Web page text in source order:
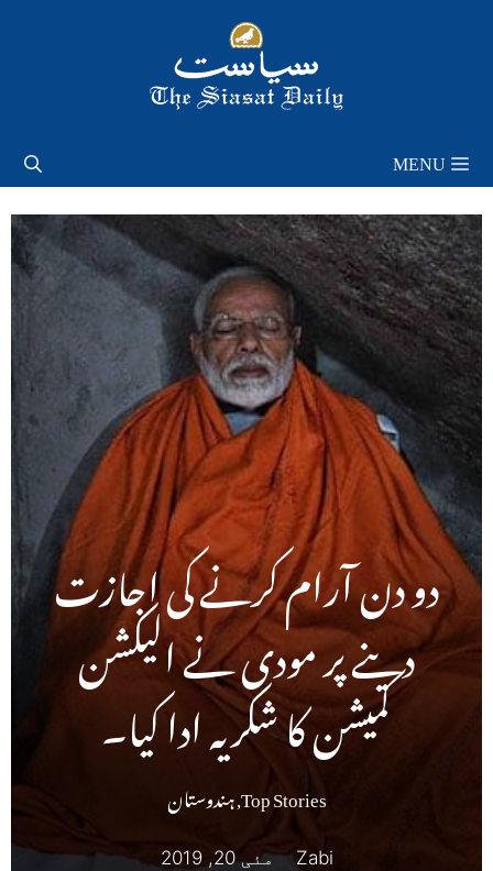
MENU
دو دن آرام کرنے کی اجازت
دینے پر مودی نے الیکشن
کمیشن کا شکریہ ادا کیا۔
Top Stories
,ہندوستان
Zabi مئی 20, 2019